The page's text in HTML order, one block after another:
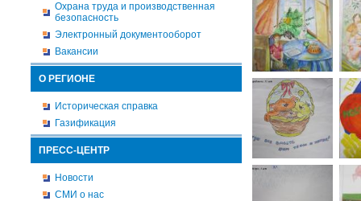
Охрана труда и производственная
безопасность
Электронный документооборот
Вакансии
О РЕГИОНЕ
Историческая справка
Газификация
ПРЕСС-ЦЕНТР
Новости
СМИ о нас